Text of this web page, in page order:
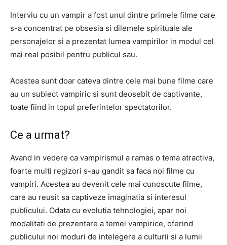
Interviu cu un vampir a fost unul dintre primele filme care
s-a concentrat pe obsesia si dilemele spirituale ale
personajelor si a prezentat lumea vampirilor in modul cel
mai real posibil pentru publicul sau.
Acestea sunt doar cateva dintre cele mai bune filme care
au un subiect vampiric si sunt deosebit de captivante,
toate fiind in topul preferintelor spectatorilor.
Ce a urmat?
Avand in vedere ca vampirismul a ramas o tema atractiva,
foarte multi regizori s-au gandit sa faca noi filme cu
vampiri. Acestea au devenit cele mai cunoscute filme,
care au reusit sa captiveze imaginatia si interesul
publicului. Odata cu evolutia tehnologiei, apar noi
modalitati de prezentare a temei vampirice, oferind
publicului noi moduri de intelegere a culturii si a lumii